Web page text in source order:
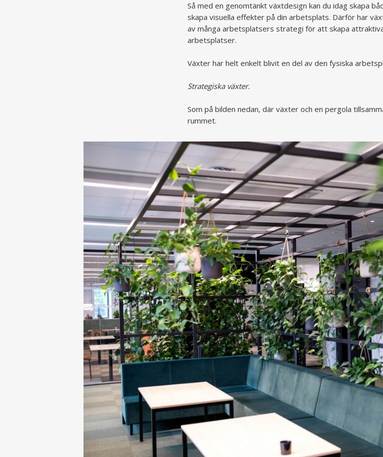
Så med en genomtänkt växtdesign kan du idag skapa
skapa visuella effekter på din arbetsplats. Därför har
av många arbetsplatsers strategi för att skapa
arbetsplatser.
Växter har helt enkelt blivit en del av den fysiska
Strategiska växter.
Som på bilden nedan, där växter och en pergola
rummet.